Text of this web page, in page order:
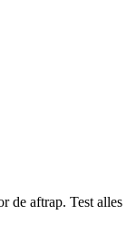
de aftrap. Test alles